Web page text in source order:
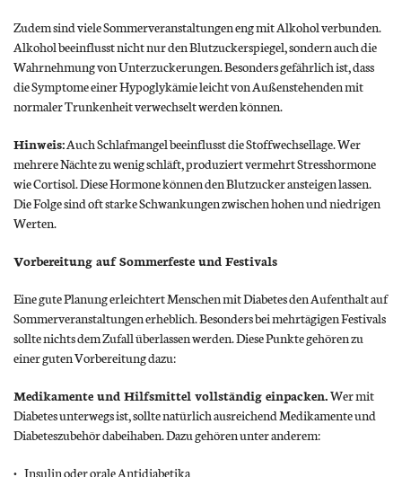
Zudem sind viele Sommerveranstaltungen eng mit Alkohol verbunden.
Alkohol beeinflusst nicht nur den Blutzuckerspiegel, sondern auch die
Wahrnehmung von Unterzuckerungen. Besonders gefährlich ist, dass
die Symptome einer Hypoglykämie leicht von Außenstehenden mit
normaler Trunkenheit verwechselt werden können.
Hinweis:Auch Schlafmangel beeinflusst die Stoffwechsellage. Wer
mehrere Nächte zu wenig schläft, produziert vermehrt Stresshormone
wie Cortisol. Diese Hormone können den Blutzucker ansteigen lassen.
Die Folge sind oft starke Schwankungen zwischen hohen und niedrigen
Werten.
Vorbereitung auf Sommerfeste und Festivals
Eine gute Planung erleichtert Menschen mit Diabetes den Aufenthalt auf
Sommerveranstaltungen erheblich. Besonders bei mehrtägigen Festivals
sollte nichts dem Zufall überlassen werden. Diese Punkte gehören zu
einer guten Vorbereitung dazu:
Medikamente und Hilfsmittel vollständig einpacken.Wer mit
Diabetes unterwegs ist, sollte natürlich ausreichend Medikamente und
Diabeteszubehör dabeihaben. Dazu gehören unter anderem:
Insulin oder orale Antidiabetika